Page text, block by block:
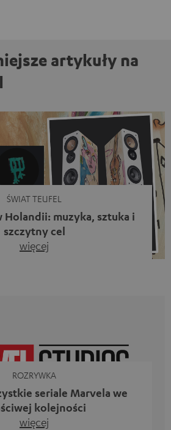
artykuły na
ŚWIAT TEUFEL
Holandii: muzyka, sztuka i
szczytny cel
więcej
od siebie. Muzyka ma przecież o
ROZRYWKA
seriale Marvela we
kolejności
więcej